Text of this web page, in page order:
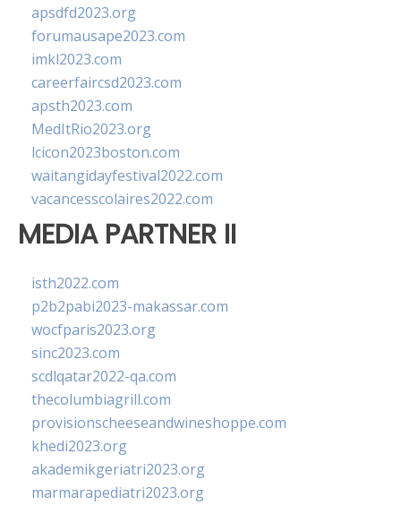
apsdfd2023.org
forumausape2023.com
imkl2023.com
careerfaircsd2023.com
apsth2023.com
MedItRio2023.org
lcicon2023boston.com
waitangidayfestival2022.com
vacancesscolaires2022.com
MEDIA PARTNER II
isth2022.com
p2b2pabi2023-makassar.com
wocfparis2023.org
sinc2023.com
scdlqatar2022-qa.com
thecolumbiagrill.com
provisionscheeseandwineshoppe.com
khedi2023.org
akademikgeriatri2023.org
marmarapediatri2023.org